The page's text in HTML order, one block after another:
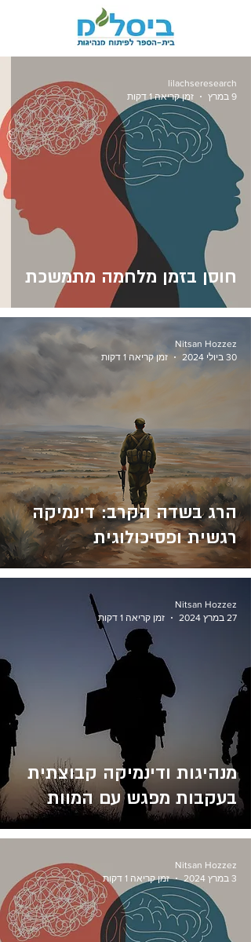
חוסן בזמן מלחמה מתמשכת
lilachseresearch
9 במרץ
זמן קריאה 1 דקות
הרג בשדה הקרב: דינמיקה
רגשית ופסיכולוגית
Nitsan Hozzez
30 ביולי 2024
זמן קריאה 1 דקות
מנהיגות ודינמיקה קבוצתית
בעקבות מפגש עם המוות
Nitsan Hozzez
27 במרץ 2024
זמן קריאה 1 דקות
Nitsan Hozzez
3 במרץ 2024
זמן קריאה 1 דקות